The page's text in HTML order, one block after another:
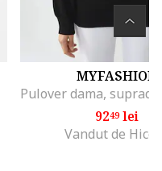
MYFASHION
9249lei
Vandut de